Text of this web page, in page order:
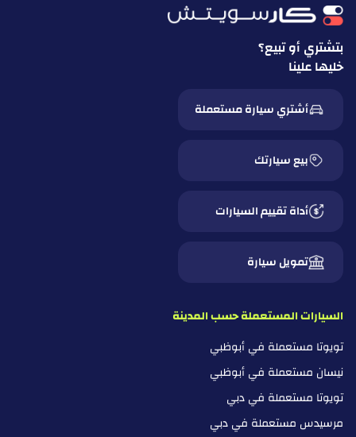
بتشتري أو تبيع؟
خليها علينا
أشتري سيارة مستعملة
بيع سيارتك
أداة تقييم السيارات
تمويل سيارة
السيارات المستعملة حسب المدينة
تويوتا مستعملة في أبوظبي
نيسان مستعملة في أبوظبي
تويوتا مستعملة في دبي
مرسيدس مستعملة في دبي